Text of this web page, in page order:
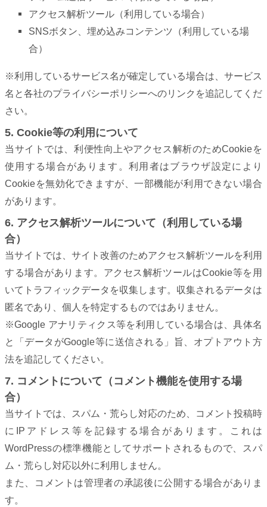
アクセス解析ツール（利用している場合）
SNSボタン、埋め込みコンテンツ（利用している場
合）
※利用しているサービス名が確定している場合は、サービス
名と各社のプライバシーポリシーへのリンクを追記してくだ
さい。
5. Cookie等の利用について
当サイトでは、利便性向上やアクセス解析のためCookieを
使用する場合があります。利用者はブラウザ設定により
Cookieを無効化できますが、一部機能が利用できない場合
があります。
6. アクセス解析ツールについて（利用している場
合）
当サイトでは、サイト改善のためアクセス解析ツールを利用
する場合があります。アクセス解析ツールはCookie等を用
いてトラフィックデータを収集します。収集されるデータは
匿名であり、個人を特定するものではありません。
※Google アナリティクス等を利用している場合は、具体名
と「データがGoogle等に送信される」旨、オプトアウト方
法を追記してください。
7. コメントについて（コメント機能を使用する場
合）
当サイトでは、スパム・荒らし対応のため、コメント投稿時
にIPアドレス等を記録する場合があります。これは
WordPressの標準機能としてサポートされるもので、スパ
ム・荒らし対応以外に利用しません。
また、コメントは管理者の承認後に公開する場合がありま
す。